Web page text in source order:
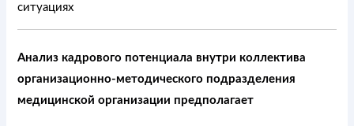
ситуациях
Анализ кадрового потенциала внутри коллектива
организационно-методического подразделения
медицинской организации предполагает